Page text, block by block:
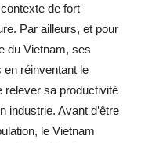
de fort
Par ailleurs, et pour
du Vietnam, ses
réinventant le
relever sa productivité
industrie. Avant d’être
le Vietnam